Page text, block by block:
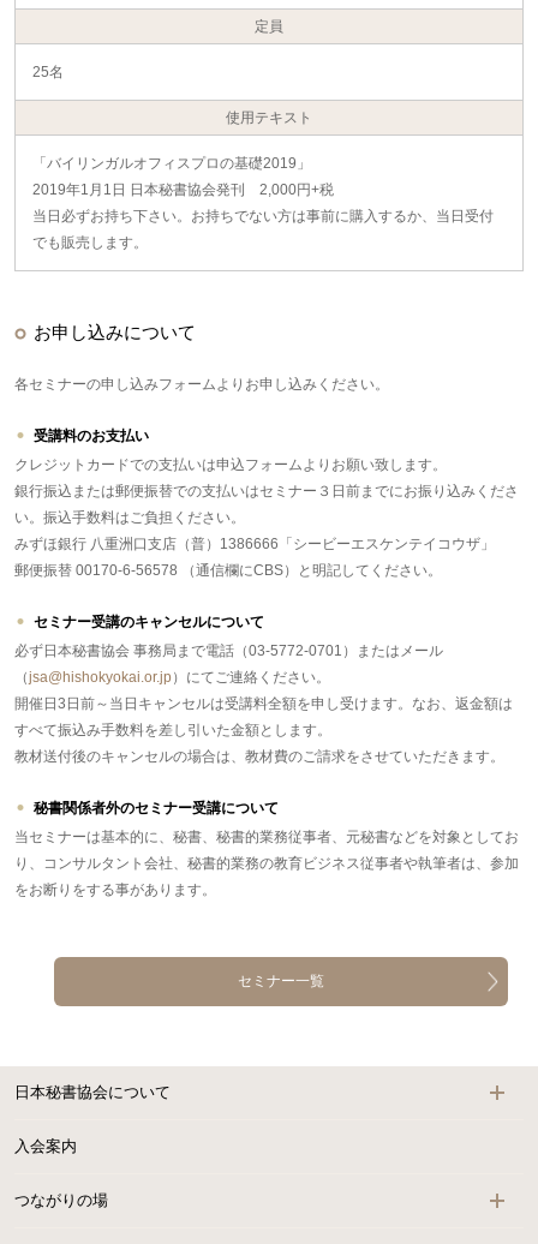
定員
25名
使用テキスト
「バイリンガルオフィスプロの基礎2019」
2019年1月1日 日本秘書協会発刊 2,000円+税
当日必ずお持ち下さい。お持ちでない方は事前に購入するか、当日受付
でも販売します。
お申し込みについて
各セミナーの申し込みフォームよりお申し込みください。
受講料のお支払い
クレジットカードでの支払いは申込フォームよりお願い致します。
銀行振込または郵便振替での支払いはセミナー３日前までにお振り込みくださ
い。振込手数料はご負担ください。
みずほ銀行 八重洲口支店（普）1386666「シービーエスケンテイコウザ」
郵便振替 00170-6-56578 （通信欄にCBS）と明記してください。
セミナー受講のキャンセルについて
必ず日本秘書協会 事務局まで電話（03-5772-0701）またはメール
（jsa@hishokyokai.or.jp）にてご連絡ください。
開催日3日前～当日キャンセルは受講料全額を申し受けます。なお、返金額は
すべて振込み手数料を差し引いた金額とします。
教材送付後のキャンセルの場合は、教材費のご請求をさせていただきます。
秘書関係者外のセミナー受講について
当セミナーは基本的に、秘書、秘書的業務従事者、元秘書などを対象としてお
り、コンサルタント会社、秘書的業務の教育ビジネス従事者や執筆者は、参加
をお断りをする事があります。
セミナー一覧
日本秘書協会について
入会案内
つながりの場